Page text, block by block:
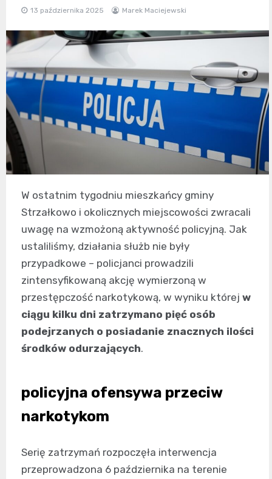
13 października 2025 Marek Maciejewski
W ostatnim tygodniu mieszkańcy gminy
Strzałkowo i okolicznych miejscowości zwracali
uwagę na wzmożoną aktywność policyjną. Jak
ustaliliśmy, działania służb nie były
przypadkowe – policjanci prowadzili
zintensyfikowaną akcję wymierzoną w
przestępczość narkotykową, w wyniku której w
ciągu kilku dni zatrzymano pięć osób
podejrzanych o posiadanie znacznych ilości
środków odurzających.
policyjna ofensywa przeciw
narkotykom
Serię zatrzymań rozpoczęła interwencja
przeprowadzona 6 października na terenie